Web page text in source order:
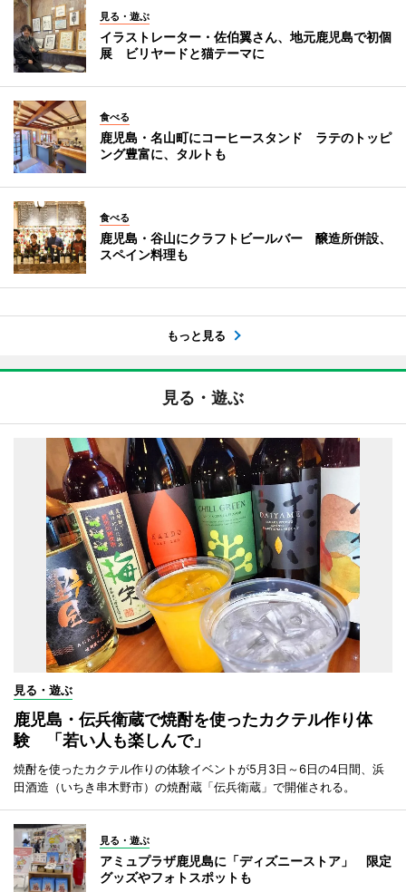
見る・遊ぶ
イラストレーター・佐伯翼さん、地元鹿児島で初個
展 ビリヤードと猫テーマに
食べる
鹿児島・名山町にコーヒースタンド ラテのトッピ
ング豊富に、タルトも
食べる
鹿児島・谷山にクラフトビールバー 醸造所併設、
スペイン料理も
もっと見る
見る・遊ぶ
見る・遊ぶ
鹿児島・伝兵衛蔵で焼酎を使ったカクテル作り体
験 「若い人も楽しんで」
焼酎を使ったカクテル作りの体験イベントが5月3日～6日の4日間、浜
田酒造（いちき串木野市）の焼酎蔵「伝兵衛蔵」で開催される。
見る・遊ぶ
アミュプラザ鹿児島に「ディズニーストア」 限定
グッズやフォトスポットも